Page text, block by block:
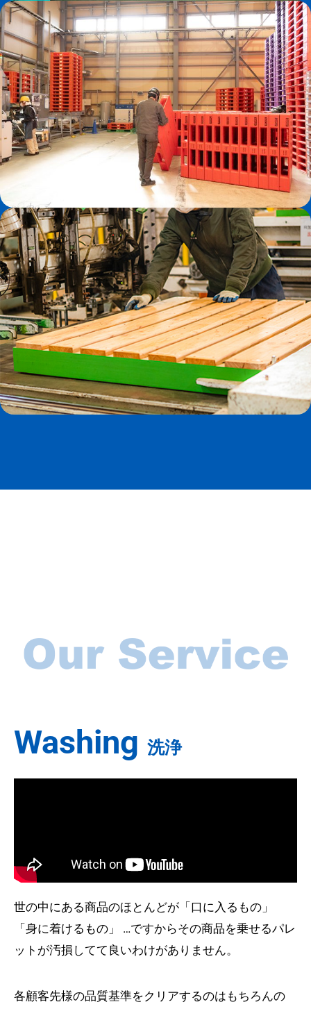
Washing 洗浄
世の中にある商品のほとんどが「口に入るもの」
「身に着けるもの」 …ですからその商品を乗せるパレ
ットが汚損してて良いわけがありません。
各顧客先様の品質基準をクリアするのはもちろんの